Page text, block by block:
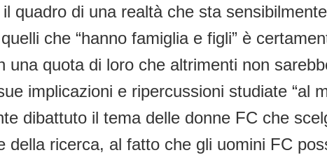
quadro di una realtà che sta
che “hanno famiglia e figli” è
una quota di loro che altrimenti non
implicazioni e ripercussioni studiate “al
dibattuto il tema delle donne FC che
ricerca, al fatto che gli uomini FC